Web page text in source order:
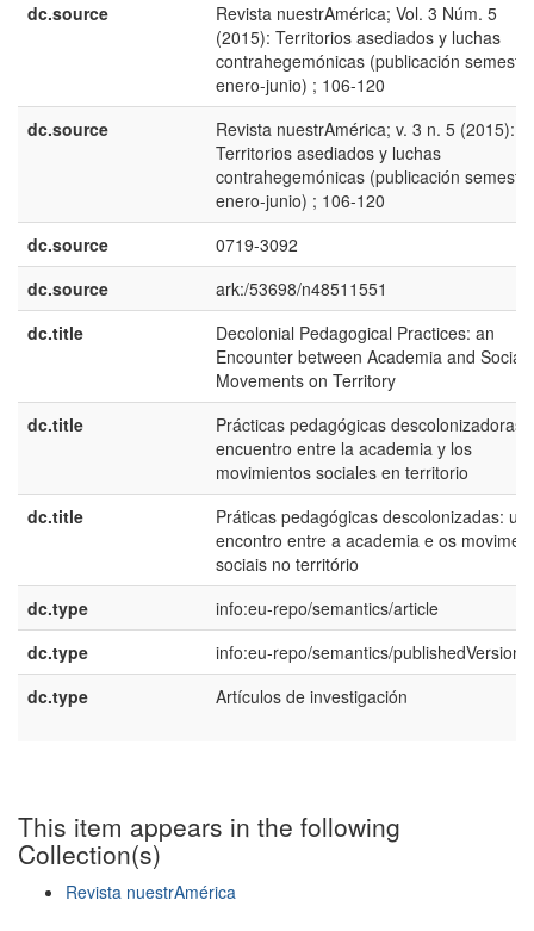
dc.source
Revista nuestrAmérica; Vol. 3 Núm. 5
(2015): Territorios asediados y luchas
contrahegemónicas (publicación
enero-junio) ; 106-120
dc.source
Revista nuestrAmérica; v. 3 n. 5 (2015):
Territorios asediados y luchas
contrahegemónicas (publicación
enero-junio) ; 106-120
dc.source
0719-3092
dc.source
ark:/53698/n48511551
dc.title
Decolonial Pedagogical Practices: an
Encounter between Academia and Social
Movements on Territory
dc.title
Prácticas pedagógicas descolonizadoras:
encuentro entre la academia y los
movimientos sociales en territorio
dc.title
Práticas pedagógicas descolonizadas: um
encontro entre a academia e os
sociais no território
dc.type
info:eu-repo/semantics/article
dc.type
info:eu-repo/semantics/publishedVersion
dc.type
Artículos de investigación
This item appears in the following
Collection(s)
Revista nuestrAmérica